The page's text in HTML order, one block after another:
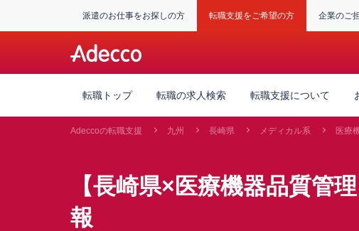
派遣のお仕事をお探しの方 転職支援をご希望の方 企業のご
転職トップ 転職の求人検索 転職支援について
Adeccoの転職支援 九州 長崎県 メディカル系 医療
【長崎県×医療機器品質管
報